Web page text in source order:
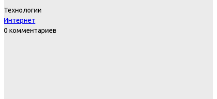
Технологии
Интернет
0 комментариев